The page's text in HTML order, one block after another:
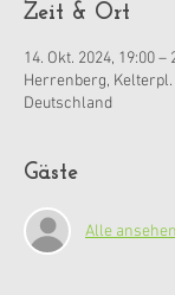
Zeit & Ort
14. Okt. 2024, 19:00 –
Herrenberg,
Deutschland
Gäste
Alle ansehen